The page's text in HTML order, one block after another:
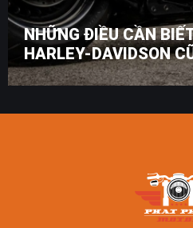
NHỮNG ĐIỀU CẦN
HARLEY-DAVIDSON